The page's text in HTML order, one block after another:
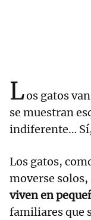
Los gatos
se muestran
indiferente…
Los gatos,
moverse
viven en
familiares que